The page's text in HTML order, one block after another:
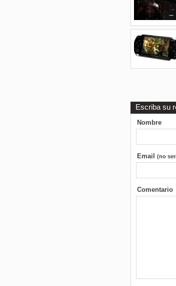
Escriba su
Nombre
Email (no
Comentario